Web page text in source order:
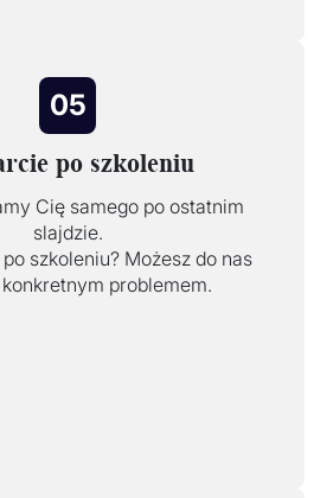
05
po szkoleniu
Cię samego po ostatnim
slajdzie.
szkoleniu? Możesz do nas
problemem.